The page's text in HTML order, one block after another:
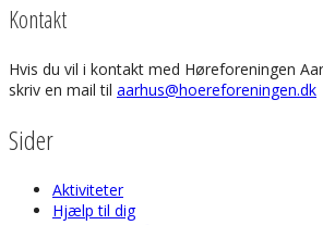
Kontakt
Hvis du vil i kontakt med Høreforeningen
skriv en mail til aarhus@hoereforeningen.dk
Sider
Aktiviteter
Hjælp til dig